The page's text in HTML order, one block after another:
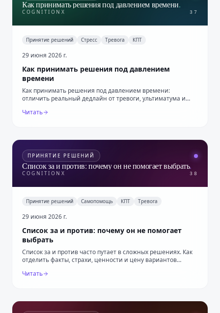
Как принимать решения под давлением времени.
COGNITIONX 37
Принятие решений Стресс Тревога КПТ
29 июня 2026 г.
Как принимать решения под давлением
времени
Как принимать решения под давлением времени:
отличить реальный дедлайн от тревоги, ультиматума и
Читать
ПРИНЯТИЕ РЕШЕНИЙ
Список за и против: почему он не помогает выбрать.
COGNITIONX 38
Принятие решений Самопомощь КПТ Тревога
29 июня 2026 г.
Список за и против: почему он не помогает
выбрать
Список за и против часто путает в сложных решениях. Как
отделить факты, страхи, ценности и цену вариантов
Читать